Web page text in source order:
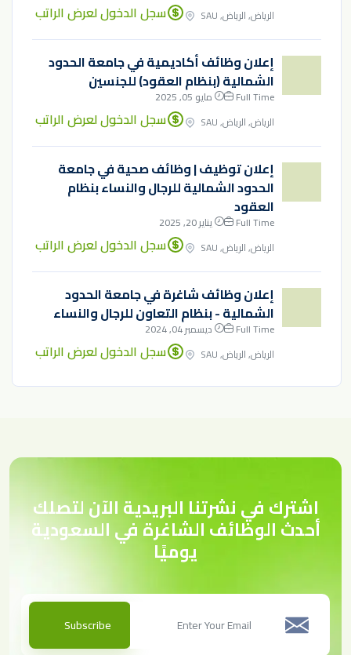
الرياض, الرياض, SAU
سجل الدخول لعرض الراتب
إعلان وظائف أكاديمية في جامعة الحدود
الشمالية (بنظام العقود) للجنسين
Full Time
مايو 05, 2025
الرياض, الرياض, SAU
سجل الدخول لعرض الراتب
إعلان توظيف | وظائف صحية في جامعة
الحدود الشمالية للرجال والنساء بنظام
العقود
Full Time
يناير 20, 2025
الرياض, الرياض, SAU
سجل الدخول لعرض الراتب
إعلان وظائف شاغرة في جامعة الحدود
الشمالية - بنظام التعاون للرجال والنساء
Full Time
ديسمبر 04, 2024
الرياض, الرياض, SAU
سجل الدخول لعرض الراتب
اشترك في نشرتنا البريدية الآن لتصلك
أحدث الوظائف الشاغرة في السعودية
يوميًا
Subscribe